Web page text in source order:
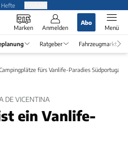
Hefte
Marken Anmelden
Abo
Menü
Ratgeber Fahrzeugmarkt
fürs Vanlife-Paradies Südportugal
DE VICENTINA
ein Vanlife-